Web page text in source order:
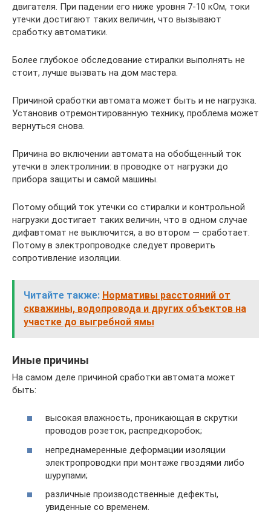
двигателя. При падении его ниже уровня 7-10 кОм, токи
утечки достигают таких величин, что вызывают
сработку автоматики.
Более глубокое обследование стиралки выполнять не
стоит, лучше вызвать на дом мастера.
Причиной сработки автомата может быть и не нагрузка.
Установив отремонтированную технику, проблема может
вернуться снова.
Причина во включении автомата на обобщенный ток
утечки в электролинии: в проводке от нагрузки до
прибора защиты и самой машины.
Потому общий ток утечки со стиралки и контрольной
нагрузки достигает таких величин, что в одном случае
дифавтомат не выключится, а во втором — сработает.
Потому в электропроводке следует проверить
сопротивление изоляции.
Читайте также: Нормативы расстояний от
скважины, водопровода и других объектов на
участке до выгребной ямы
Иные причины
На самом деле причиной сработки автомата может
быть:
высокая влажность, проникающая в скрутки
проводов розеток, распредкоробок;
непреднамеренные деформации изоляции
электропроводки при монтаже гвоздями либо
шурупами;
различные производственные дефекты,
увиденные со временем.